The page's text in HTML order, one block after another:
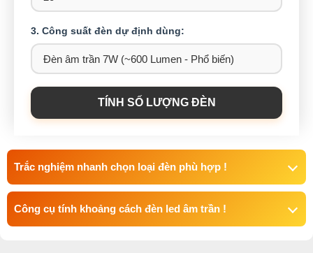
3. Công suất đèn dự định dùng:
TÍNH SỐ LƯỢNG ĐÈN
Trắc nghiệm nhanh chọn loại đèn phù hợp !
Công cụ tính khoảng cách đèn led âm trần !